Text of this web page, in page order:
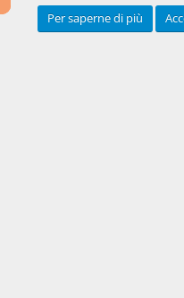
Per saperne di più